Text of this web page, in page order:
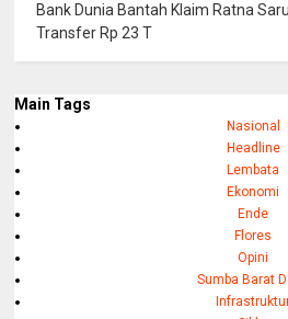
Bank Dunia Bantah Klaim Ratna
Transfer Rp 23 T
Main Tags
Nasional
Headline
Lembata
Ekonomi
Ende
Flores
Opini
Sumba Barat